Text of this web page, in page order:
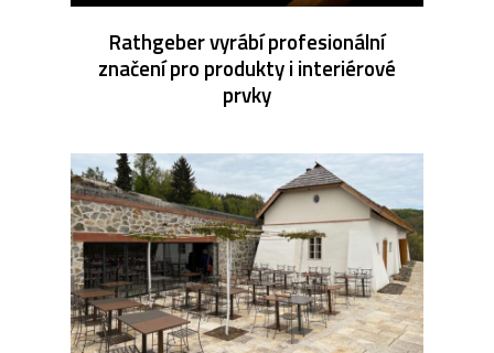
Rathgeber vyrábí profesionální
značení pro produkty i interiérové
prvky